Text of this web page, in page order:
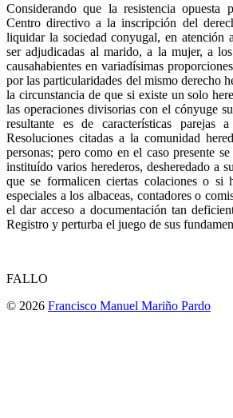
Considerando que la resistencia opuesta
Centro directivo a la inscripción del
liquidar la sociedad conyugal, en atención
ser adjudicadas al marido, a la mujer, a
causahabientes en variadísimas
por las particularidades del mismo derecho
la circunstancia de que si existe un solo
las operaciones divisorias con el cónyuge
resultante es de características parejas
Resoluciones citadas a la comunidad
personas; pero como en el caso presente
instituído varios herederos, desheredado a
que se formalicen ciertas colaciones o si
especiales a los albaceas, contadores o
el dar acceso a documentación tan
Registro y perturba el juego de sus
FALLO
© 2026 Francisco Manuel Mariño Pardo